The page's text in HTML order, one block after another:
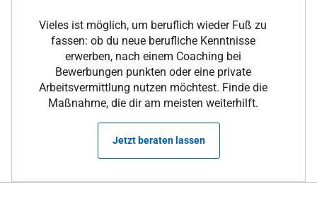
Vieles ist möglich, um beruflich wieder Fuß zu
fassen: ob du neue berufliche Kenntnisse
erwerben, nach einem Coaching bei
Bewerbungen punkten oder eine private
Arbeitsvermittlung nutzen möchtest. Finde die
Maßnahme, die dir am meisten weiterhilft.
Jetzt beraten lassen